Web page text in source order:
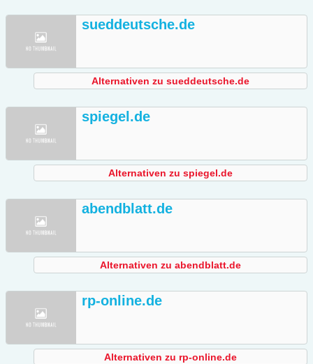
sueddeutsche.de
Alternativen zu sueddeutsche.de
spiegel.de
Alternativen zu spiegel.de
abendblatt.de
Alternativen zu abendblatt.de
rp-online.de
Alternativen zu rp-online.de